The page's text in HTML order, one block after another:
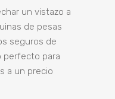
un vistazo a
de pesas
seguros de
perfecto para
a un precio